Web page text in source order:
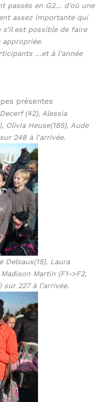
passés en G2… d’où une
assez importante qui
s’il est possible de faire
…et à l’année
présentes
(42), Alessia
Olivia Heuse(185), Aude
248 à l’arrivée.
Delsaux(15), Laura
Martin (F1->F2,
sur 227 à l’arrivée.